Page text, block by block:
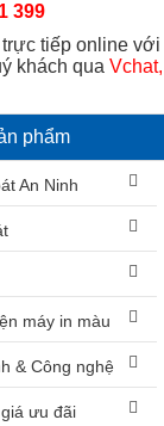
phẩm
An Ninh
máy in màu
& Công nghệ
ưu đãi
399
tiếp online
khách qua